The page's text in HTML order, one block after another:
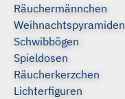
Räuchermännchen
Weihnachtspyramiden
Schwibbögen
Spieldosen
Räucherkerzchen
Lichterfiguren